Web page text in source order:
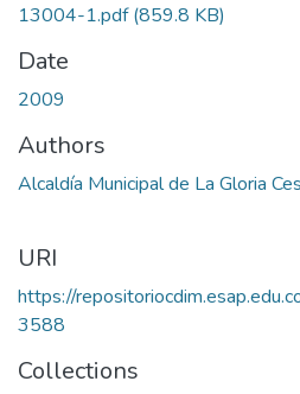
13004-1.pdf(859.8 KB)
Date
2009
Authors
Alcaldía Municipal de La Gloria
URI
https://
3588
Collections